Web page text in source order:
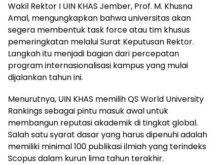
Wakil Rektor I UIN KHAS Jember, Prof. M. Khusna
Amal, mengungkapkan bahwa universitas akan
segera membentuk task force atau tim khusus
pemeringkatan melalui Surat Keputusan Rektor.
Langkah itu menjadi bagian dari percepatan
program internasionalisasi kampus yang mulai
dijalankan tahun ini.
Menurutnya, UIN KHAS memilih QS World University
Rankings sebagai pintu masuk awal untuk
membangun reputasi akademik di tingkat global.
Salah satu syarat dasar yang harus dipenuhi adalah
memiliki minimal 100 publikasi ilmiah yang terindeks
Scopus dalam kurun lima tahun terakhir.